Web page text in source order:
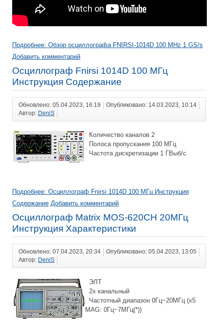
Подробнее: Обзор осциллографа FNIRSI-1014D 100 MHz 1 GS/s
Добавить комментарий
Осциллограф Fnirsi 1014D 100 МГц
Инструкция Содержание
Обновлено: 05.04.2023, 16:19
Опубликовано: 14.03.2023, 10:14
Автор:
DeniS
Количество каналов 2
Полоса пропускания 100 МГц
Частота дискретизации 1 ГВыб/с
Подробнее: Осциллограф Fnirsi 1014D 100 МГц Инструкция
Содержание Добавить комментарий
Осциллограф Matrix MOS-620CH 20МГц
Инструкция Характеристики
Обновлено: 07.04.2023, 20:34
Опубликовано: 05.04.2023, 13:05
Автор: DeniS
ЭЛТ
2х канальный
Частотный диапазон 0Гц~20МГц (x5
MAG: 0Гц~7МГц(*))